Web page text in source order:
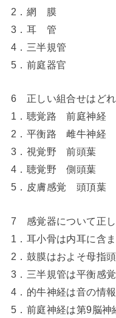
2．網 膜
3．耳 管
4．三半規管
5．前庭器官
6 正しい組合せはどれ
1．聴覚路 前庭神経
2．平衡路 雌牛神経
3．視覚野 前頭葉
4．聴覚野 側頭葉
5．皮膚感覚 頭頂葉
7 感覚器について正し
1．耳小骨は内耳に含ま
2．鼓膜はおよそ母指
3．三半規管は平衡感覚
4．的牛神経は音の情報
5．前庭神経は第9脳神